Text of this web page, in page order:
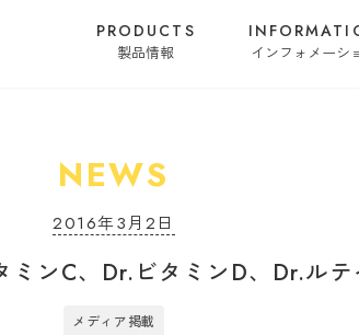
PRODUCTS
製品情報 インフォメーシ
NEWS
2016年3月2日
ミンC、Dr.ビタミンD、Dr.ル
メディア掲載